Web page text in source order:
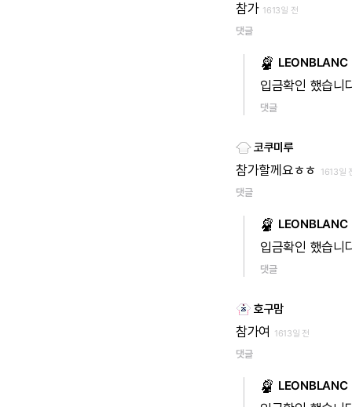
참가 1613일 전
댓글
LEONBLANC
입금확인 했습니
댓글
코쿠미루
참가할께요ㅎㅎ 1613일
댓글
LEONBLANC
입금확인 했습니
댓글
호구맘
참가여 1613일 전
댓글
LEONBLANC